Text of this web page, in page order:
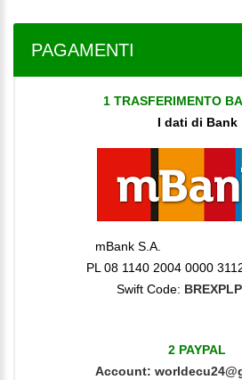
PAGAMENTI
1 TRASFERIMENTO
I dati di Bank
mBank
PL 08 1140 2004 0000
Swift Code:
2 PAYPAL
Account: